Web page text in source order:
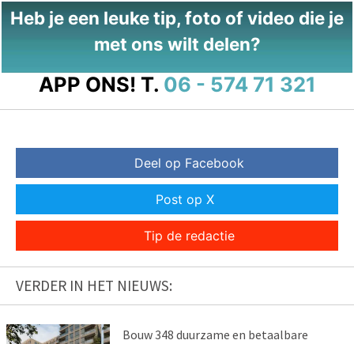
Heb je een leuke tip, foto of video die je
met ons wilt delen?
APP ONS! T. 06 - 574 71 321
Deel op Facebook
Post op X
Tip de redactie
VERDER IN HET NIEUWS:
Bouw 348 duurzame en betaalbare